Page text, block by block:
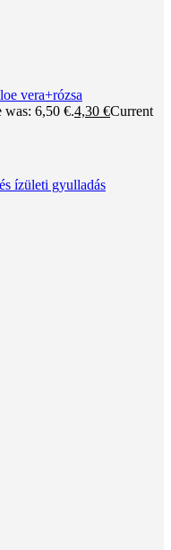
vera+rózsa
6,50 €.4,30 €Current
ízületi gyulladás